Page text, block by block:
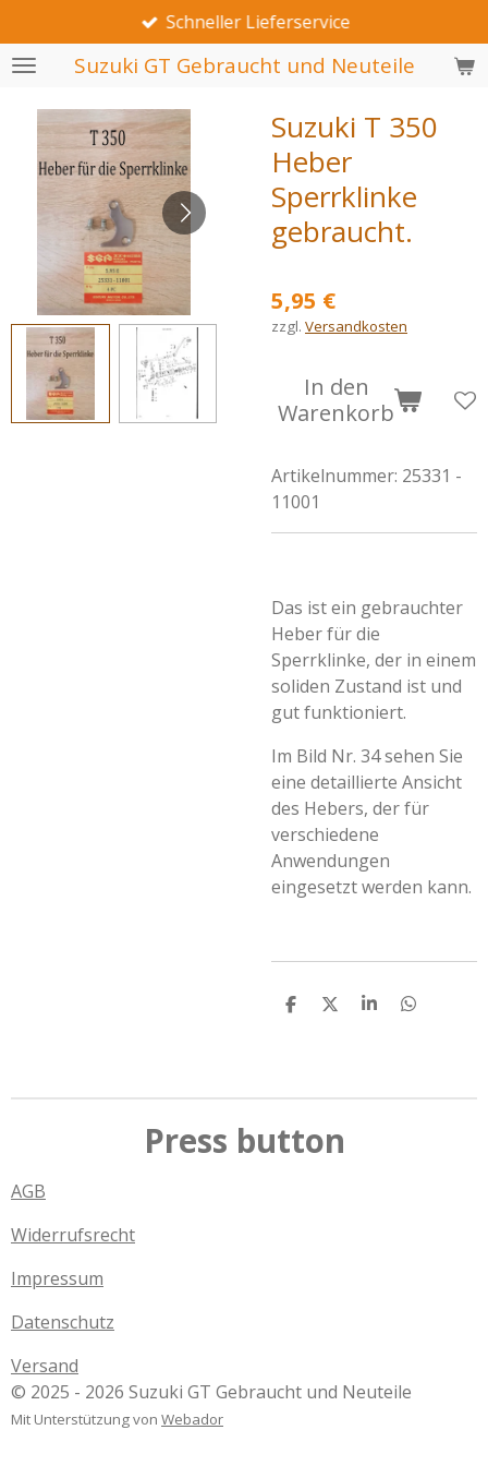
Hauptinhalt
springenSuzuki GT Gebraucht und Neuteile
Schneller Lieferservice
Suzuki T 350
Heber
Sperrklinke
gebraucht.
5,95 €
zzgl. Versandkosten
In den
Warenkorb
Artikelnummer: 25331 -
11001
Das ist ein gebrauchter
Heber für die
Sperrklinke, der in einem
soliden Zustand ist und
gut funktioniert.
Im Bild Nr. 34 sehen Sie
eine detaillierte Ansicht
des Hebers, der für
verschiedene
Anwendungen
eingesetzt werden kann.
T
n
T
n
T
n
T
n
Press button
AGB
Widerrufsrecht
Impressum
Datenschutz
Versand
© 2025 - 2026 Suzuki GT Gebraucht und Neuteile
Mit Unterstützung von Webador